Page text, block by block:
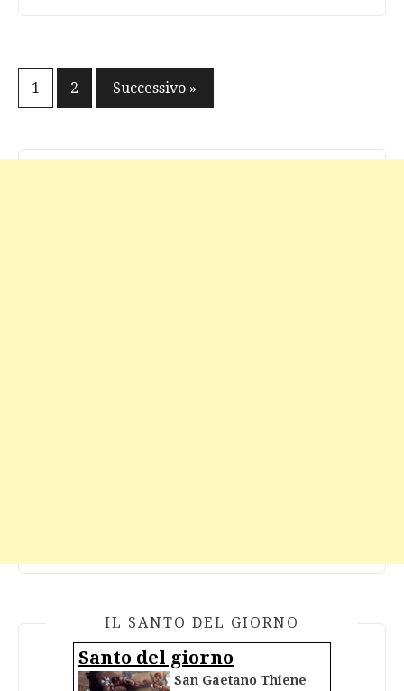
Navigazione
1 2 Successivo »
IL SANTO DEL GIORNO
Santo del giorno
San Gaetano Thiene